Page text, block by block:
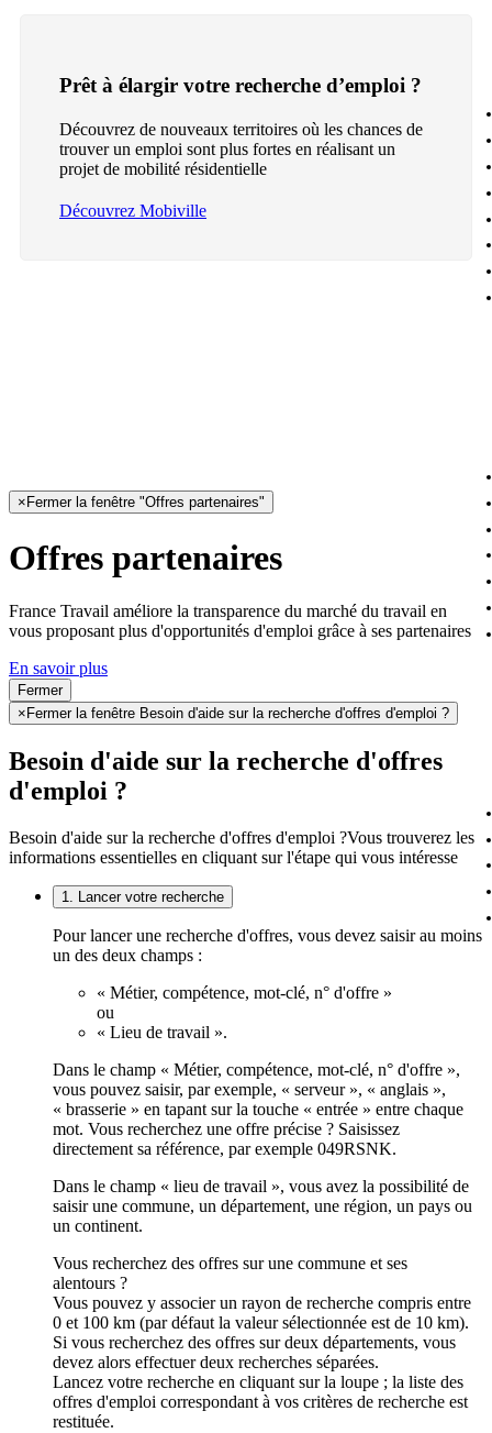
Prêt à élargir votre recherche d’emploi ?
Découvrez de nouveaux territoires où les chances de
trouver un emploi sont plus fortes en réalisant un
projet de mobilité résidentielle
Découvrez Mobiville
× Fermer la fenêtre "Offres partenaires"
Offres partenaires
France Travail améliore la transparence du marché du travail en
vous proposant plus d'opportunités d'emploi grâce à ses partenaires
En savoir plus
Fermer
× Fermer la fenêtre Besoin d'aide sur la recherche d'offres d'emploi ?
Besoin d'aide sur la recherche d'offres
d'emploi ?
Besoin d'aide sur la recherche d'offres d'emploi ?Vous trouverez les
informations essentielles en cliquant sur l'étape qui vous intéresse
1. Lancer votre recherche
Pour lancer une recherche d'offres, vous devez saisir au moins
un des deux champs :
« Métier, compétence, mot-clé, n° d'offre »
ou
« Lieu de travail ».
Dans le champ « Métier, compétence, mot-clé, n° d'offre »,
vous pouvez saisir, par exemple, « serveur », « anglais »,
« brasserie » en tapant sur la touche « entrée » entre chaque
mot. Vous recherchez une offre précise ? Saisissez
directement sa référence, par exemple 049RSNK.
Dans le champ « lieu de travail », vous avez la possibilité de
saisir une commune, un département, une région, un pays ou
un continent.
Vous recherchez des offres sur une commune et ses
alentours ?
Vous pouvez y associer un rayon de recherche compris entre
0 et 100 km (par défaut la valeur sélectionnée est de 10 km).
Si vous recherchez des offres sur deux départements, vous
devez alors effectuer deux recherches séparées.
Lancez votre recherche en cliquant sur la loupe ; la liste des
offres d'emploi correspondant à vos critères de recherche est
restituée.